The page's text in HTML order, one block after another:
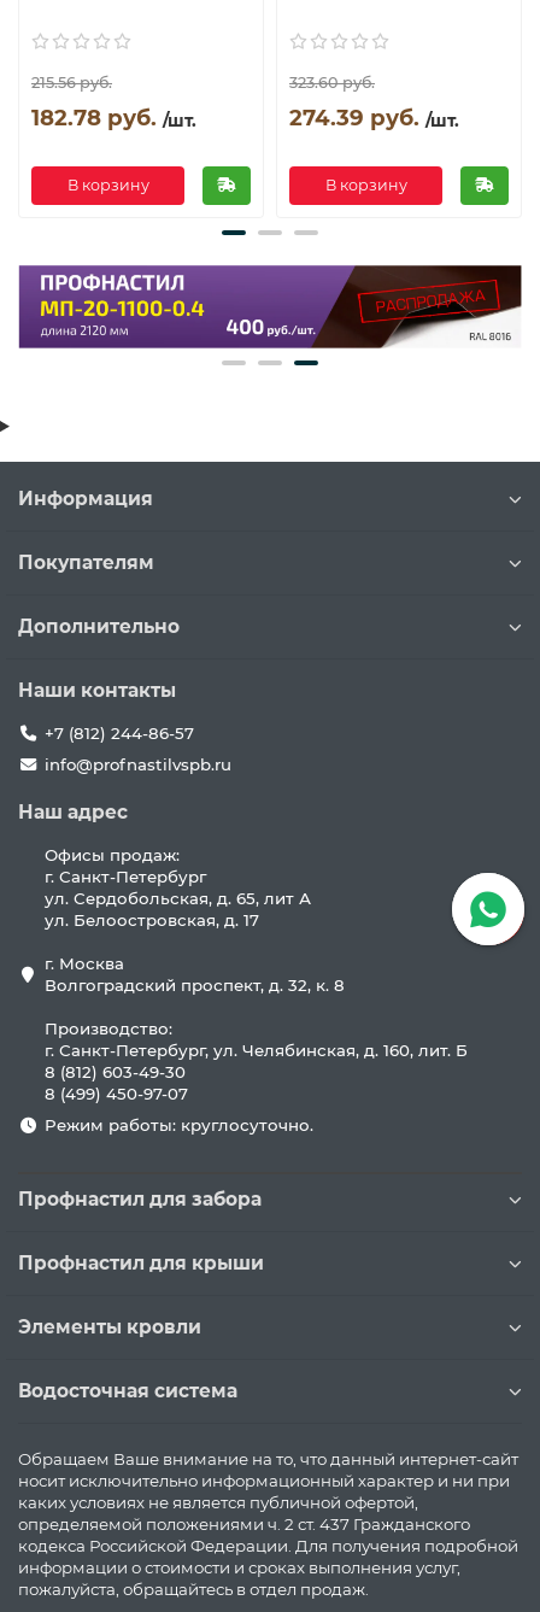
215.56 руб.
182.78 руб. /шт.
В корзину
323.60 руб.
274.39 руб. /шт.
В корзину
Информация
Покупателям
Дополнительно
Наши контакты
+7 (812) 244-86-57
info@profnastilvspb.ru
Наш адрес
Офисы продаж:
г. Санкт-Петербург
ул. Сердобольская, д. 65, лит А
ул. Белоостровская, д. 17
г. Москва
Волгоградский проспект, д. 32, к. 8
Производство:
г. Санкт-Петербург, ул. Челябинская, д. 160, лит. Б
8 (812) 603-49-30
8 (499) 450-97-07
Режим работы: круглосуточно.
Профнастил для забора
Профнастил для крыши
Элементы кровли
Водосточная система
Обращаем Ваше внимание на то, что данный интернет-сайт
носит исключительно информационный характер и ни при
каких условиях не является публичной офертой,
определяемой положениями ч. 2 ст. 437 Гражданского
кодекса Российской Федерации. Для получения подробной
информации о стоимости и сроках выполнения услуг,
пожалуйста, обращайтесь в отдел продаж.